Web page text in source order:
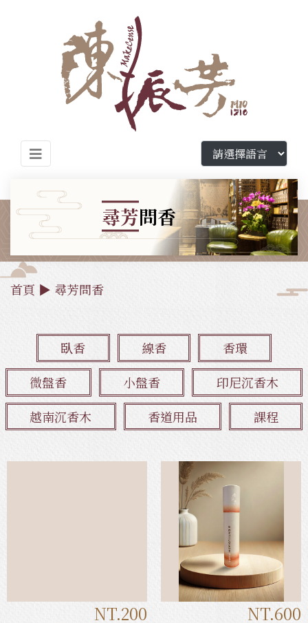
尋芳問香
首頁 ▶ 尋芳問香
臥香 線香
香環
微盤香
小盤香
印尼沉香木
越南沉香木
香道用品 課程
NT.200 NT.600